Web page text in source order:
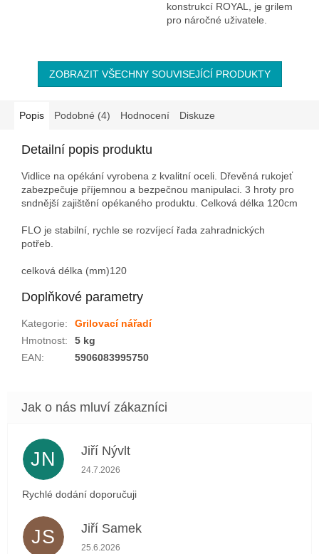
hvězdiček.
konstrukcí ROYAL, je grilem
pro náročné uživatele.
ZOBRAZIT VŠECHNY SOUVISEJÍCÍ PRODUKTY
Popis Podobné (4) Hodnocení Diskuze
Detailní popis produktu
Vidlice na opékání vyrobena z kvalitní oceli. Dřevěná rukojeť
zabezpečuje příjemnou a bezpečnou manipulaci. 3 hroty pro
sndnější zajištění opékaného produktu. Celková délka 120cm
FLO je stabilní, rychle se rozvíjecí řada zahradnických
potřeb.
celková délka (mm)120
Doplňkové parametry
Kategorie:
Grilovací nářadí
Hmotnost:
5 kg
EAN: 5906083995750
JN Jiří Nývlt
Hodnocení obchodu je 5 z 5 hvězdiček.
24.7.2026
Rychlé dodání doporučuji
JS Jiří Samek
Hodnocení obchodu je 5 z 5 hvězdiček.
25.6.2026